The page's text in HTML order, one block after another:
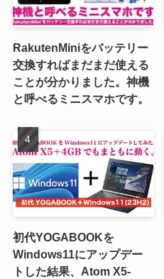
RakutenMiniをバッテリー
交換すればまだまだ使える
ことが分かりました。神機
と呼べるミニスマホです。
初代YOGABOOKを
Windows11にアップデー
トした結果、Atom X5-